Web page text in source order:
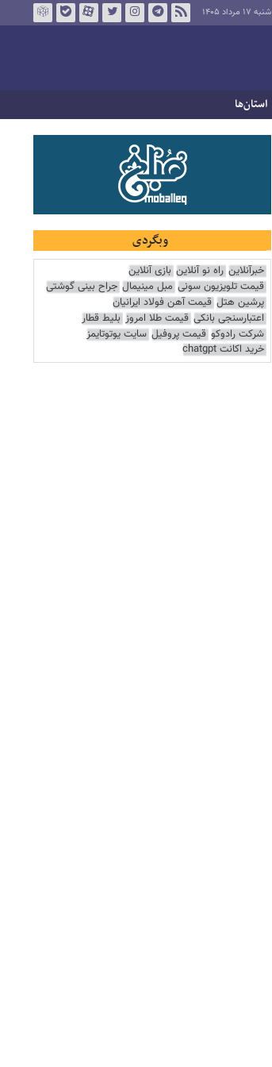
شنبه ۱۷ مرداد ۱۴۰۵
استان‌ها
وبگردی
خبرآنلاین راه نو آنلاین بازی آنلاین
قیمت تلویزیون سونی مبل مینیمال جراح بینی گوشتی
پرشین هتل قیمت آهن فولاد ایرانیان
اعتبارسنجی بانکی قیمت طلا امروز بلیط قطار
شرکت رادوکو قیمت پروفیل سایت یوتوتایمز
خرید اکانت chatgpt